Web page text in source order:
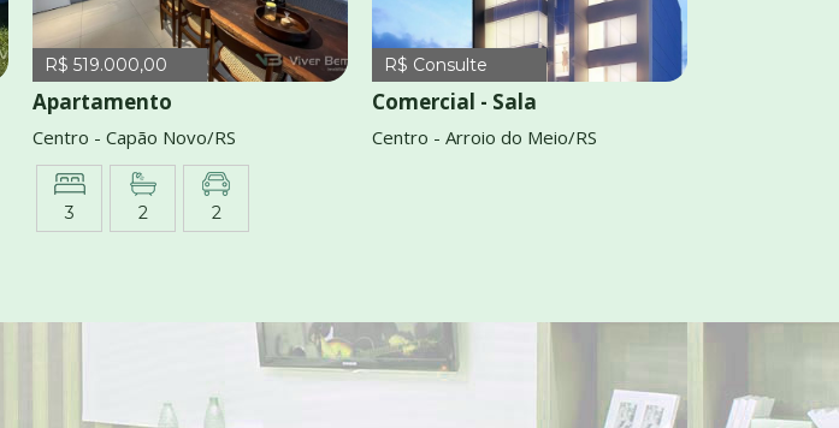
R$ 519.000,00
Apartamento
Centro - Capão Novo/RS
3 2 2
R$ Consulte
Comercial - Sala
Centro - Arroio do Meio/RS